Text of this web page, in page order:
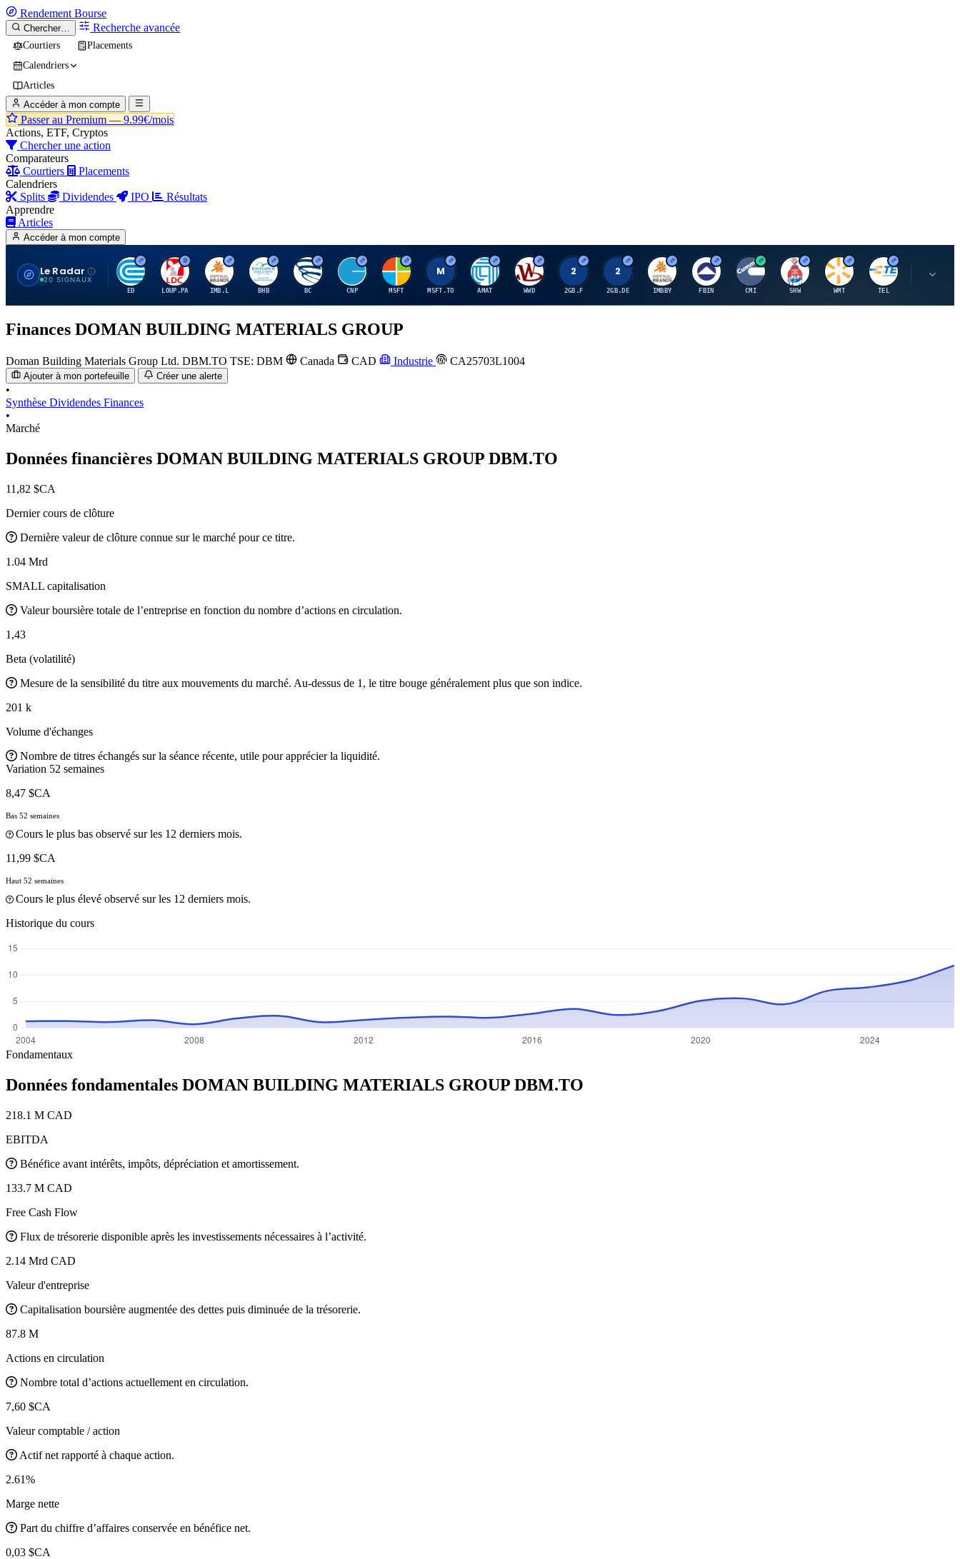
Rendement Bourse
Chercher… Recherche avancée
Courtiers
Placements
Calendriers
Articles
Accéder à mon compte
Passer au Premium — 9.99€/mois
Actions, ETF, Cryptos
Chercher une action
Comparateurs
Courtiers
Placements
Calendriers
Splits
Dividendes IPO
Résultats
Apprendre
Articles
Accéder à mon compte
Le Radar
20 SIGNAUX
C
ED
L
LOUP.PA
I
IMB.L
B
BHB
B
BC
C
CNP
M
MSFT
M
MSFT.TO
A
AMAT
W
WWD
2
2GB.F
2
2GB.DE
I
IMBBY
F
FBIN
C
CMI
S
SHW
W
WMT TEL
M
Finances DOMAN BUILDING MATERIALS GROUP
Doman Building Materials Group Ltd. DBM.TO TSE: DBM Canada CAD Industrie CA25703L1004
Ajouter à mon portefeuille Créer une alerte
•
Synthèse Dividendes Finances
•
Marché
Données financières DOMAN BUILDING MATERIALS GROUP DBM.TO
11,82 $CA
Dernier cours de clôture
Dernière valeur de clôture connue sur le marché pour ce titre.
1.04 Mrd
SMALL capitalisation
Valeur boursière totale de l’entreprise en fonction du nombre d’actions en circulation.
1,43
Beta (volatilité)
Mesure de la sensibilité du titre aux mouvements du marché. Au-dessus de 1, le titre bouge généralement plus que son indice.
201 k
Volume d'échanges
Nombre de titres échangés sur la séance récente, utile pour apprécier la liquidité.
Variation 52 semaines
8,47 $CA
Bas 52 semaines
Cours le plus bas observé sur les 12 derniers mois.
11,99 $CA
Haut 52 semaines
Cours le plus élevé observé sur les 12 derniers mois.
Historique du cours
Fondamentaux
Données fondamentales DOMAN BUILDING MATERIALS GROUP DBM.TO
218.1 M CAD
EBITDA
Bénéfice avant intérêts, impôts, dépréciation et amortissement.
133.7 M CAD
Free Cash Flow
Flux de trésorerie disponible après les investissements nécessaires à l’activité.
2.14 Mrd CAD
Valeur d'entreprise
Capitalisation boursière augmentée des dettes puis diminuée de la trésorerie.
87.8 M
Actions en circulation
Nombre total d’actions actuellement en circulation.
7,60 $CA
Valeur comptable / action
Actif net rapporté à chaque action.
2.61%
Marge nette
Part du chiffre d’affaires conservée en bénéfice net.
0,03 $CA